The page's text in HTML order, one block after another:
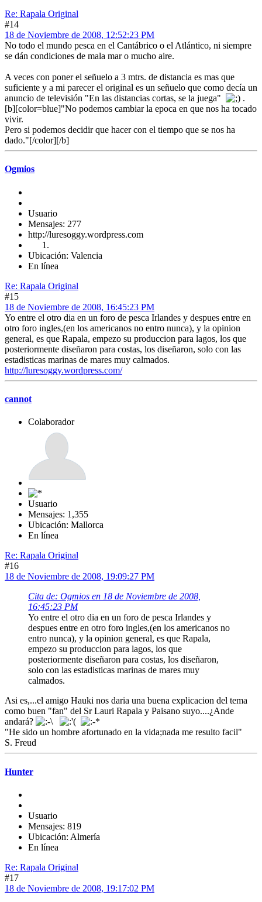
Re: Rapala Original
#14
18 de Noviembre de 2008, 12:52:23 PM
No todo el mundo pesca en el Cantábrico o el Atlántico, ni siempre
se dán condiciones de mala mar o mucho aire.
A veces con poner el señuelo a 3 mtrs. de distancia es mas que
suficiente y a mi parecer el original es un señuelo que como decía un
anuncio de televisión "En las distancias cortas, se la juega"
.
[b][color=blue]"No podemos cambiar la epoca en que nos ha tocado
vivir.
Pero si podemos decidir que hacer con el tiempo que se nos ha
dado."[/color][/b]
Ogmios
Usuario
Mensajes: 277
http://luresoggy.wordpress.com
Ubicación: Valencia
En línea
Re: Rapala Original
#15
18 de Noviembre de 2008, 16:45:23 PM
Yo entre el otro dia en un foro de pesca Irlandes y despues entre en
otro foro ingles,(en los americanos no entro nunca), y la opinion
general, es que Rapala, empezo su produccion para lagos, los que
posteriormente diseñaron para costas, los diseñaron, solo con las
estadisticas marinas de mares muy calmados.
http://luresoggy.wordpress.com/
cannot
Colaborador
Usuario
Mensajes: 1,355
Ubicación: Mallorca
En línea
Re: Rapala Original
#16
18 de Noviembre de 2008, 19:09:27 PM
Cita de: Ogmios en 18 de Noviembre de 2008,
16:45:23 PM
Yo entre el otro dia en un foro de pesca Irlandes y
despues entre en otro foro ingles,(en los americanos no
entro nunca), y la opinion general, es que Rapala,
empezo su produccion para lagos, los que
posteriormente diseñaron para costas, los diseñaron,
solo con las estadisticas marinas de mares muy
calmados.
Asi es,...el amigo Hauki nos daria una buena explicacion del tema
como buen "fan" del Sr Lauri Rapala y Paisano suyo....¿Ande
andará?
"He sido un hombre afortunado en la vida;nada me resulto facil"
S. Freud
Hunter
Usuario
Mensajes: 819
Ubicación: Almería
En línea
Re: Rapala Original
#17
18 de Noviembre de 2008, 19:17:02 PM